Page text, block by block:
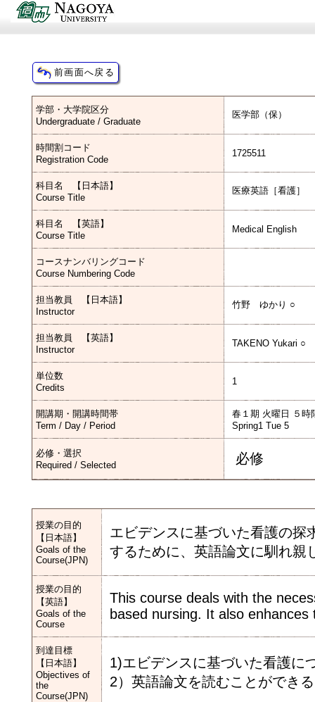
学部・大学院区分
Undergraduate / Graduate
医学部（保）
時間割コード
Registration Code
1725511
科目名 【日本語】
Course Title
医療英語［看護］
科目名 【英語】
Course Title
Medical English
コースナンバリングコード
Course Numbering Code
担当教員 【日本語】
Instructor
竹野 ゆかり ○
担当教員 【英語】
Instructor
TAKENO Yukari ○
単位数
Credits
1
開講期・開講時間帯
Term / Day / Period
春１期 火曜日 ５時
Spring1 Tue 5
必修・選択
Required / Selected
必修
授業の目的
【日本語】
Goals of the
Course(JPN)
エビデンスに基づいた看護の探
するために、英語論文に馴れ親
授業の目的
【英語】
Goals of the
Course
This course deals with the
based nursing. It also
到達目標
【日本語】
Objectives of
the
Course(JPN)
1)エビデンスに基づいた看護に
2）英語論文を読むことができる